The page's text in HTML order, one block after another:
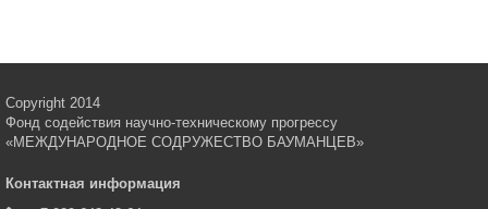
Copyright 2014
Фонд содействия научно-техническому прогрессу
«МЕЖДУНАРОДНОЕ СОДРУЖЕСТВО БАУМАНЦЕВ»
Контактная информация